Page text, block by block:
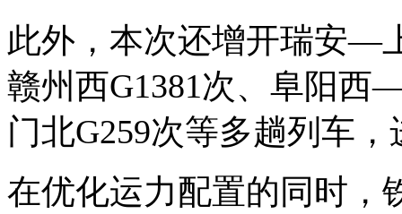
此外，本次还增开瑞安—
赣州西G1381次、阜阳
门北G259次等多趟列车
在优化运力配置的同时，